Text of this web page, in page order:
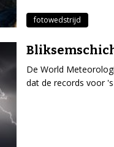
fotowedstrijd
De World
dat de records voor